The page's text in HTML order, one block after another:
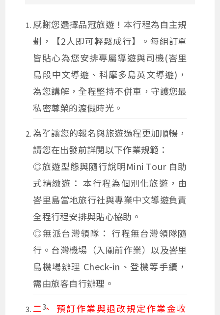
感謝您選擇品冠旅遊！本行程為自主規
劃，【2人即可輕鬆成行】。每組訂單
皆貼心為您安排專屬導遊與司機(峇里
島段中文導遊、科摩多島英文導遊)，
為您講解，全程堅持不併車，守護您最
私密尊榮的渡假時光。
為了讓您的報名與旅遊過程更加順暢，
請您在出發前詳閱以下作業規範：
◎旅遊型態與隨行說明Mini Tour 自助
式精緻遊： 本行程為個別化旅遊，由
峇里島當地旅行社與專業中文導遊負責
全程行程安排與貼心協助。
◎無派台灣領隊： 行程無台灣領隊隨
行。台灣機場（入關前作業）以及峇里
島機場辦理 Check-in、登機等手續，
需由旅客自行辦理。
二、 預訂作業與退改規定作業金收